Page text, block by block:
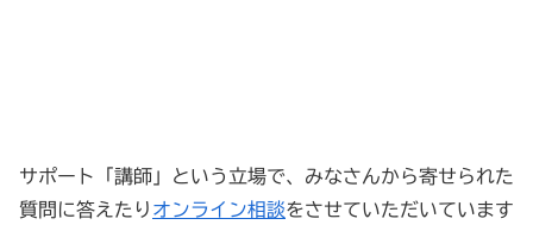
サポート「講師」という立場で、みなさんから寄せられた
質問に答えたり オンライン相談をさせていただいています